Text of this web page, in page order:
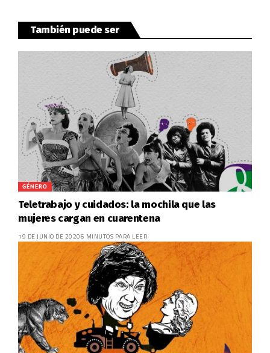
También puede ser
GÉNERO
Teletrabajo y cuidados: la mochila que las
mujeres cargan en cuarentena
19 DE JUNIO DE 20206 MINUTOS PARA LEER